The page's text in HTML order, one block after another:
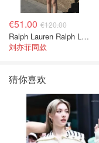
€51.00 €120.00
Ralph Lauren Ralph Lauren 男童亚麻衬衫
刘亦菲同款
猜你喜欢